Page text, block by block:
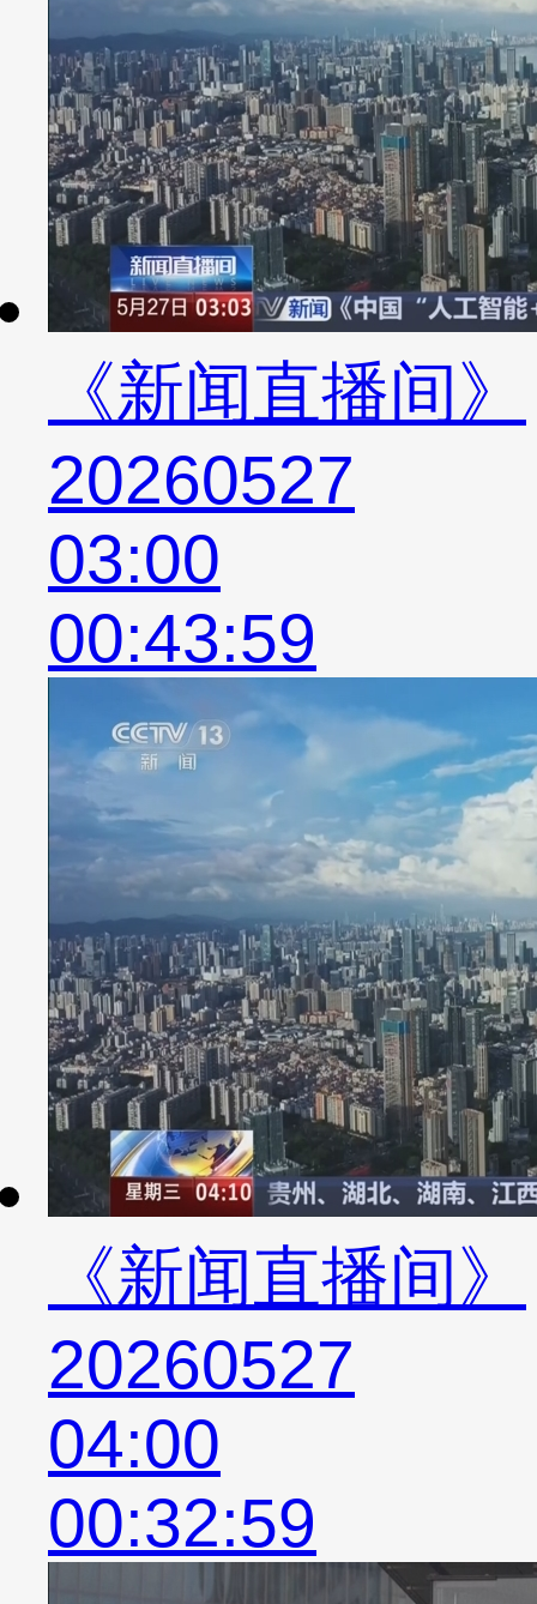
《新闻直播间》
20260527
03:00
00:43:59
《新闻直播间》
20260527
04:00
00:32:59